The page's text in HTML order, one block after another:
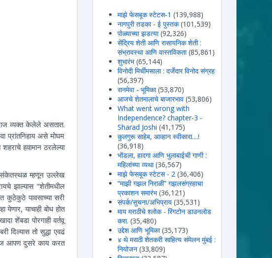
व्यक्त केलेले असतात.
प्रांतनिहाय असे मोघम
हवामान ठरलेल्या
संकेतस्थळ म्हणून उल्लेख
झाल्यास "शेतीमधील
कुठेकुठे पावसाच्या सरी
येणार, याचाही बोध होत
शेंबडा पोरगाही वर्तवू
दिल्यास तो सुद्धा एवढं
आपण दुसरे काय करत
माझे फेसबूक स्टेटस-1 (139,988)
नागपुरी तडका - ई पुस्तक (101,539)
पोळ्याच्या झडत्या (92,326)
सेंद्रिय शेती आणि रासायनिक शेती :
संभ्रावस्था आणि वास्तविकता (85,861)
शुभारंभ (65,144)
विनोदी मिर्चीमसाला : दर्जेदार विनोद संग्रह
(56,397)
रानमेवा - भूमिका (53,870)
आजचे शेतमालाचे बाजारभाव (53,806)
What went wrong with
Independence? chapter-3 -
Sharad Joshi (41,175)
कुलगुरू साहेब, आव्हान स्वीकारा....!
(36,918)
भोंडला, हादगा आणि भुलाबाईची गाणी :
महिलांच्या व्यथा (36,567)
माझे फेसबूक स्टेटस - 2 (36,406)
“माझी गझल निराळी” गझलसंग्रहाचा
प्रकाशन समारंभ (36,121)
संपर्क/सुचना/अभिप्राय (35,531)
माय मराठीचे श्लोक - रिंगटोन डाउनलोड
करा. (35,480)
उद्देश आणि भूमिका (35,173)
४ थे मराठी शेतकरी साहित्य संमेलन मुंबई :
नियोजन (33,809)